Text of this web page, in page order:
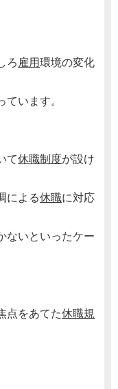
ろ 雇用環境の変化
います。
て休職制度が設け
による休職に対応
ないといったケー
点をあてた休職規